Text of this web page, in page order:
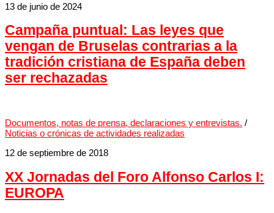
13 de junio de 2024
Campaña puntual: Las leyes que
vengan de Bruselas contrarias a la
tradición cristiana de España deben
ser rechazadas
Documentos, notas de prensa, declaraciones y entrevistas. /
Noticias o crónicas de actividades realizadas
12 de septiembre de 2018
XX Jornadas del Foro Alfonso Carlos I:
EUROPA